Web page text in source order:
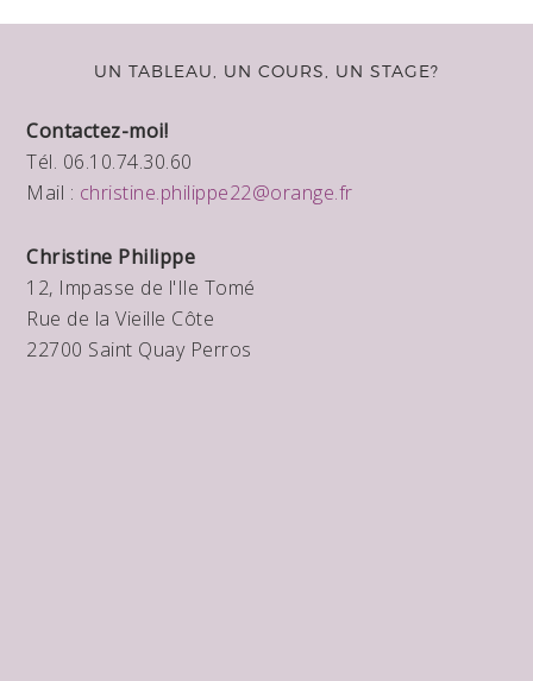
UN TABLEAU, UN COURS, UN STAGE?
Contactez-moi!
Tél. 06.10.74.30.60
Mail : christine.philippe22@orange.fr
Christine Philippe
12, Impasse de l'Ile Tomé
Rue de la Vieille Côte
22700 Saint Quay Perros